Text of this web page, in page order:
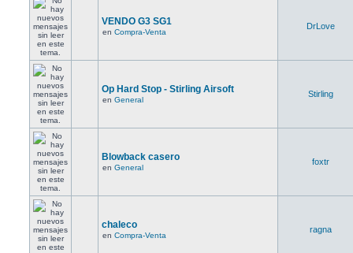
VENDO G3 SG1
en Compra-Venta
DrLove
Op Hard Stop - Stirling Airsoft
en General
Stirling
Blowback casero
en General
foxtr
chaleco
en Compra-Venta
ragna